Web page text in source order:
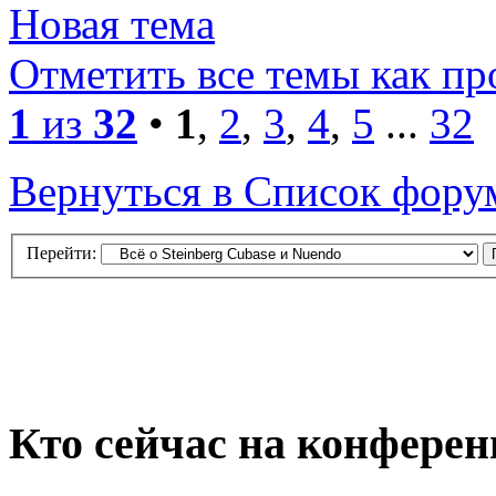
Новая тема
Отметить все темы как
1 из 32 • 1, 2, 3, 4, 5 ... 32
Вернуться в Список
Перейти:
Кто сейчас на